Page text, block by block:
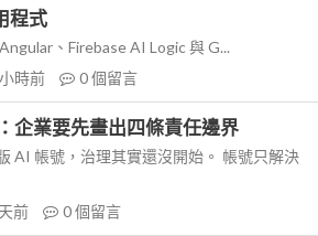
程式
、Firebase AI Logic 與 G...
時前 0個留言
企業要先畫出四條責任邊界
AI 帳號，治理其實還沒開始。 帳號只解決
前 0個留言